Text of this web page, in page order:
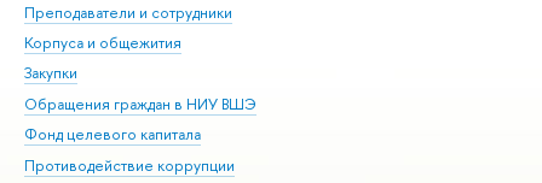
Преподаватели и сотрудники
Корпуса и общежития
Закупки
Обращения граждан в НИУ ВШЭ
Фонд целевого капитала
Противодействие коррупции